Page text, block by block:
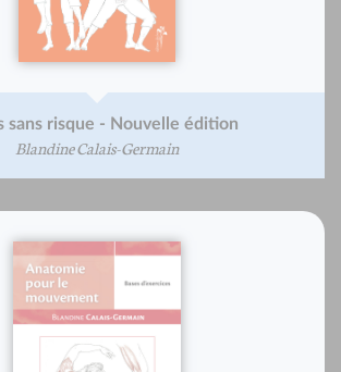
sans risque - Nouvelle édition
Blandine Calais-Germain